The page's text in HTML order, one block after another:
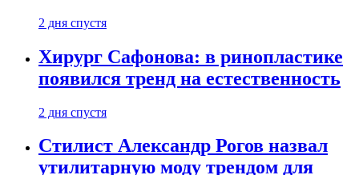
2 дня спустя
Хирург Сафонова: в ринопластике
появился тренд на естественность
2 дня спустя
Стилист Александр Рогов назвал
утилитарную моду трендом для